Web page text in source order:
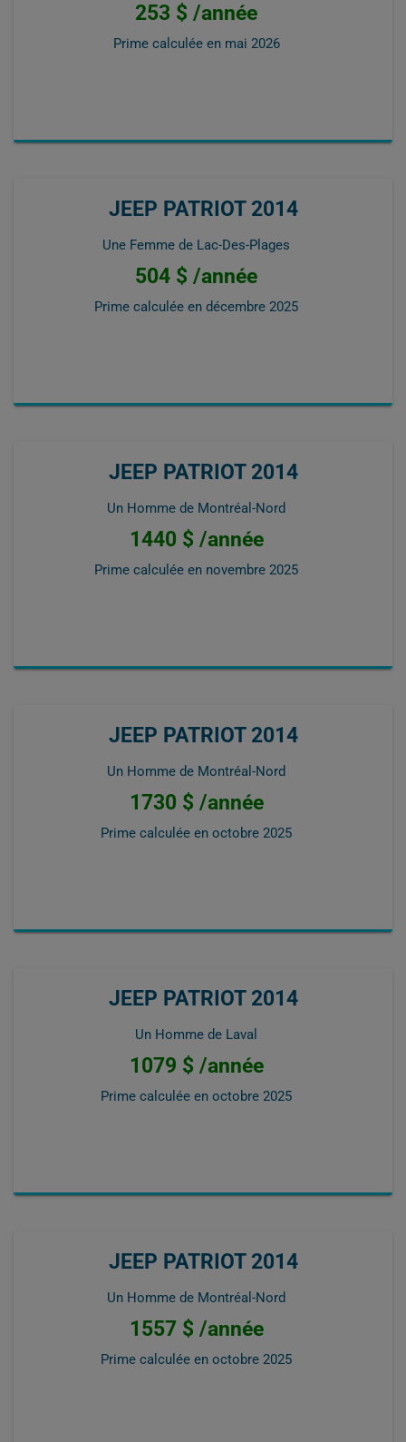
253 $ /année
Prime calculée en mai 2026
JEEP PATRIOT 2014
Une Femme de Lac-Des-Plages
504 $ /année
Prime calculée en décembre 2025
JEEP PATRIOT 2014
Un Homme de Montréal-Nord
1440 $ /année
Prime calculée en novembre 2025
JEEP PATRIOT 2014
Un Homme de Montréal-Nord
1730 $ /année
Prime calculée en octobre 2025
JEEP PATRIOT 2014
Un Homme de Laval
1079 $ /année
Prime calculée en octobre 2025
JEEP PATRIOT 2014
Un Homme de Montréal-Nord
1557 $ /année
Prime calculée en octobre 2025